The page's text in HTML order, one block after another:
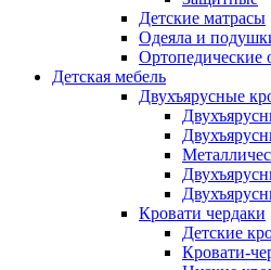
Детские матрасы
Одеяла и
Ортопедические
Детская мебель
Двухъярусные
Кровати чердаки
Детские
Кровати-